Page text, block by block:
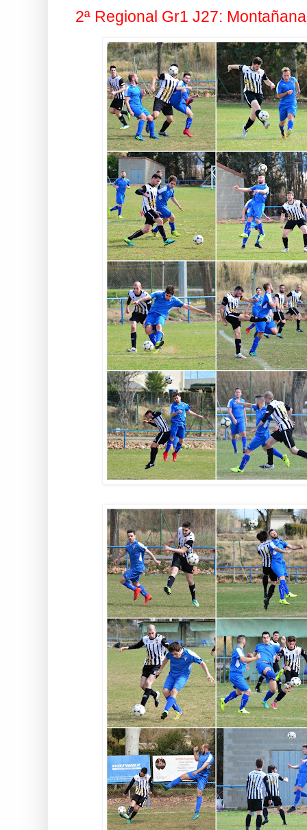
2ª Regional Gr1 J27: